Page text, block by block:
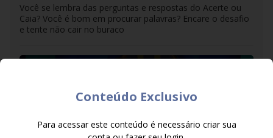
Você se lembra das perguntas e respostas do Acerte ou
Caia? Você é bom em procurar palavras? Encare o desafio
e tente não cair no buraco
Conteúdo Exclusivo
Para acessar este conteúdo é necessário criar sua